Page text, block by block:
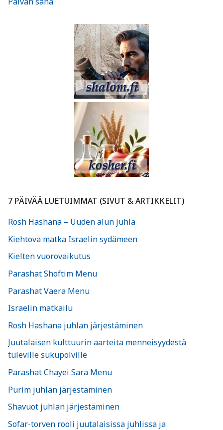
7 PÄIVÄÄ LUETUIMMAT (SIVUT & ARTIKKELIT)
Rosh Hashana – Uuden alun juhla
Kiehtova matka Israelin sydämeen
Kielten vuorovaikutus
Parashat Shoftim Menu
Parashat Vaera Menu
Israelin matkailu
Rosh Hashana juhlan järjestäminen
Juutalaisen kulttuurin aarteita menneisyydestä
tuleville sukupolville
Parashat Chayei Sara Menu
Purim juhlan järjestäminen
Shavuot juhlan järjestäminen
Sofar-torven rooli juutalaisissa juhlissa ja